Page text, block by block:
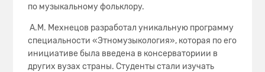
по музыкальному фольклору.
А.М. Мехнецов разработал уникальную программу
специальности «Этномузыкология», которая по его
инициативе была введена в консерваториии в
других вузах страны. Студенты стали изучать